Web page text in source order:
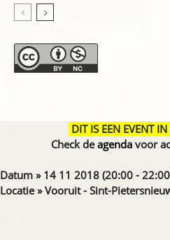
DIT IS EEN EVENT
Check deagendavoor
Datum » 14 11 2018 (20:00 -
Locatie » Vooruit - Sint-